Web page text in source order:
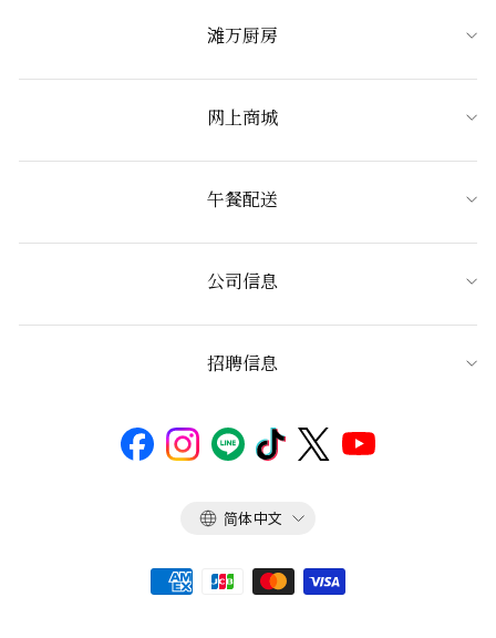
滩万厨房
网上商城
午餐配送
公司信息
招聘信息
语
简体中文